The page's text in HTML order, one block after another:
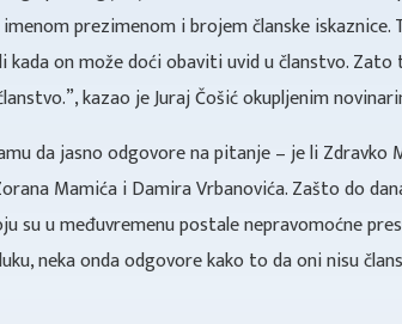
prezimenom i brojem članske
kada on može doći obaviti uvid u članstvo.
kazao je Juraj Čošić okupljenim
da jasno odgovore na pitanje – je li
Mamića i Damira Vrbanovića. Zašto do
su u međuvremenu postale nepravomoćne
neka onda odgovore kako to da oni nisu